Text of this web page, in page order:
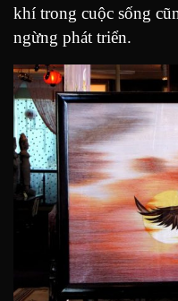
khí trong cuộc sống
ngừng phát triển.